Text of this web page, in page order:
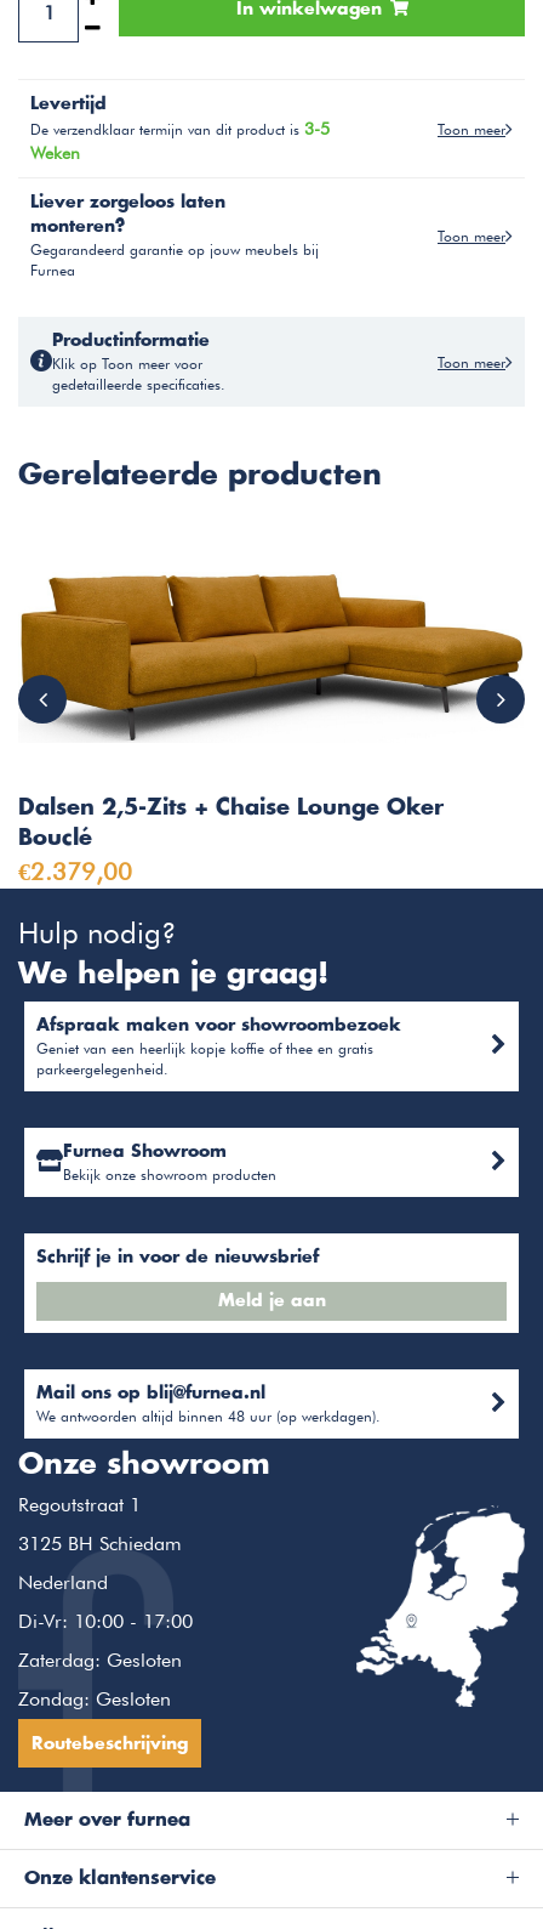
In winkelwagen
Levertijd
De verzendklaar termijn van dit product is 3-5
Weken
Toon meer
Liever zorgeloos laten
monteren?
Gegarandeerd garantie op jouw meubels bij
Furnea
Toon meer
Productinformatie
Klik op Toon meer voor
gedetailleerde specificaties.
Toon meer
Gerelateerde producten
Dalsen 2,5-Zits + Chaise Lounge Oker
Bouclé
€2.379,00
Hulp nodig?
We helpen je graag!
Afspraak maken voor showroombezoek
Geniet van een heerlijk kopje koffie of thee en gratis
parkeergelegenheid.
Furnea Showroom
Bekijk onze showroom producten
Schrijf je in voor de nieuwsbrief
Meld je aan
Mail ons op blij@furnea.nl
We antwoorden altijd binnen 48 uur (op werkdagen).
Onze showroom
Regoutstraat 1
3125 BH Schiedam
Nederland
Di-Vr: 10:00 - 17:00
Zaterdag: Gesloten
Zondag: Gesloten
Routebeschrijving
Meer over furnea
Onze klantenservice